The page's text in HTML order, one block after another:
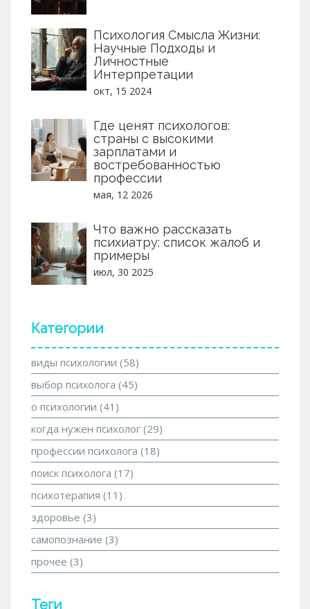
Психология Смысла Жизни:
Научные Подходы и
Личностные
Интерпретации
окт, 15 2024
Где ценят психологов:
страны с высокими
зарплатами и
востребованностью
профессии
мая, 12 2026
Что важно рассказать
психиатру: список жалоб и
примеры
июл, 30 2025
Категории
виды психологии (58)
выбор психолога (45)
о психологии (41)
когда нужен психолог (29)
профессии психолога (18)
поиск психолога (17)
психотерапия (11)
здоровье (3)
самопознание (3)
прочее (3)
Теги